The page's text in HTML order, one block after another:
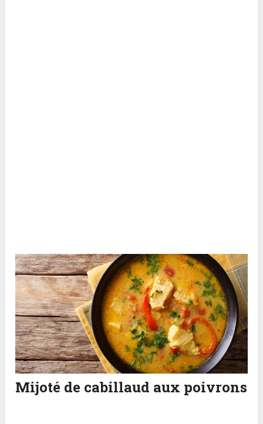
Mijoté de cabillaud aux poivrons